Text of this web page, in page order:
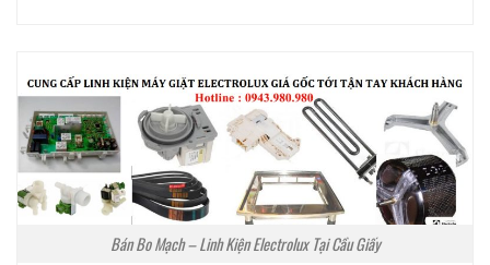
Bán Bo Mạch – Linh Kiện Electrolux Tại Cầu Giấy